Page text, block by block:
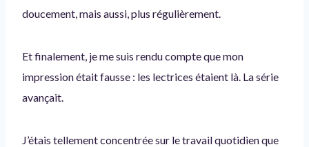
doucement, mais aussi, plus régulièrement.
Et finalement, je me suis rendu compte que mon
impression était fausse : les lectrices étaient là. La série
avançait.
J’étais tellement concentrée sur le travail quotidien que